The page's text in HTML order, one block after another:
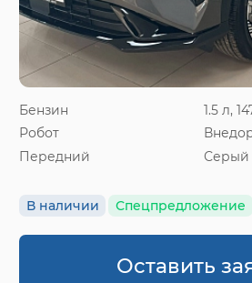
Бензин
1.5 л,
Робот
Передний
Серый
В наличии Спецпредложение
Оставить